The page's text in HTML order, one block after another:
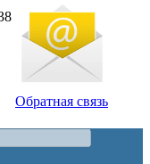
Обратная связь